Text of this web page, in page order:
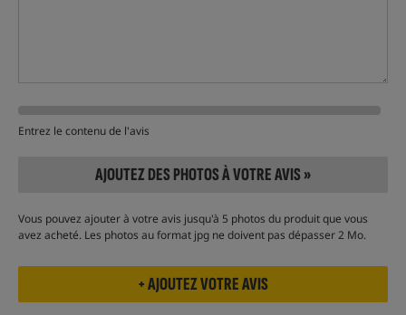
Entrez le contenu de l'avis
AJOUTEZ DES PHOTOS À VOTRE AVIS »
Vous pouvez ajouter à votre avis jusqu'à 5 photos du produit que vous
avez acheté. Les photos au format jpg ne doivent pas dépasser 2 Mo.